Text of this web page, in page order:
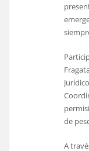
de
A